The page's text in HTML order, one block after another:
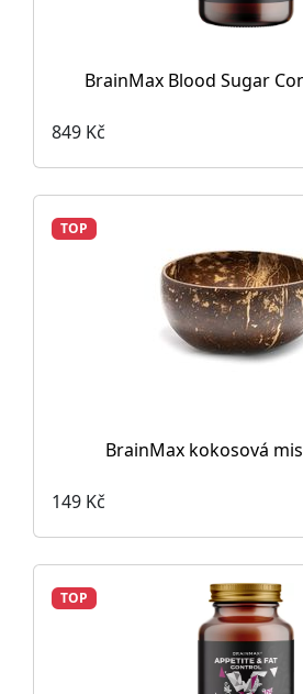
BrainMax Blood Sugar
849 Kč
TOP
BrainMax kokosová
149 Kč
TOP